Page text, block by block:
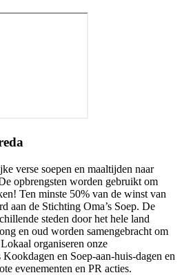
verse soepen en maaltijden naar
opbrengsten worden gebruikt om
Ten minste 50% van de winst van
aan de Stichting Oma’s Soep. De
steden door het hele land
en oud worden samengebracht om
organiseren onze
en Soep-aan-huis-dagen en
evenementen en PR acties.